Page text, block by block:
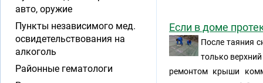
Если в доме
После таяния
только
ремонтом крыши
авто, оружие
Пункты независимого мед.
освидетельствования на
алкоголь
Районные гематологи